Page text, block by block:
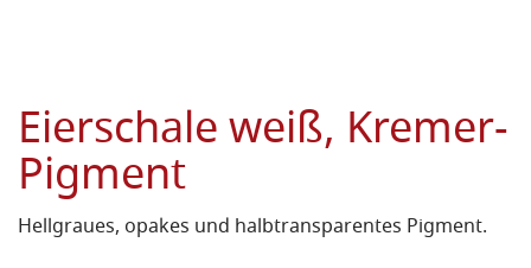
Eierschale weiß, Kremer-
Pigment
Hellgraues, opakes und halbtransparentes Pigment.